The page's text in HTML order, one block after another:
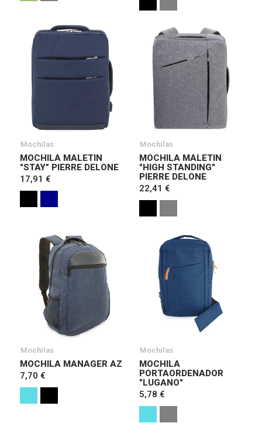
Mochilas
MOCHILA MALETIN
"STAY" PIERRE DELONE
17,91 €
Mochilas
MOCHILA MALETIN
"HIGH STANDING"
PIERRE DELONE
22,41 €
Mochilas
MOCHILA MANAGER AZ
7,70 €
Mochilas
MOCHILA
PORTAORDENADOR
"LUGANO"
5,78 €